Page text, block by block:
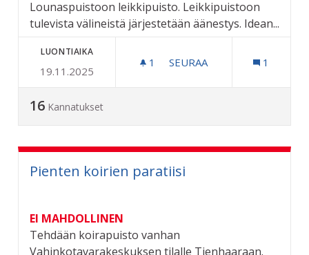
Lounaspuistoon leikkipuisto. Leikkipuistoon
tulevista välineistä järjestetään äänestys. Idean...
LUONTIAIKA
19.11.2025
1 1 SEURAAJA
SEURAA 1
16 Kannatukset
Pienten koirien paratiisi
EI MAHDOLLINEN
Tehdään koirapuisto vanhan
Vahinkotavarakeskuksen tilalle Tienhaaraan.